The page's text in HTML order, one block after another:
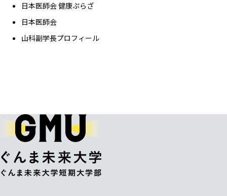
日本医師会 健康ぷらざ
日本医師会
山科副学長プロフィール